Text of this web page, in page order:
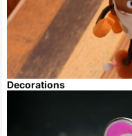
Decorations